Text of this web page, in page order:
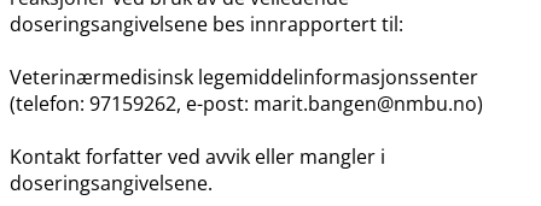
doseringsangivelsene bes innrapportert til:
Veterinærmedisinsk legemiddelinformasjonssenter
(telefon: 97159262, e-post: marit.bangen@nmbu.no)
Kontakt forfatter ved avvik eller mangler i
doseringsangivelsene.